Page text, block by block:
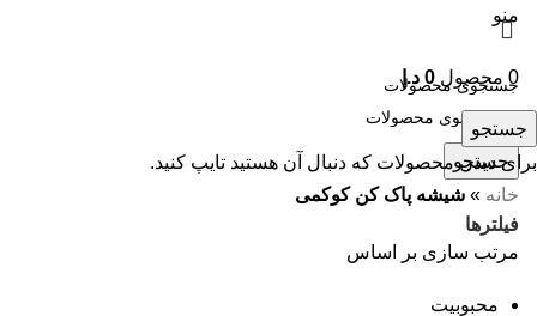
منو
0 محصول 0 د.إ
جستجو
خانه » شیشه پاک کن کوکمی
فیلترها
مرتب سازی بر اساس
محبوبیت
جستجو
برای دیدن محصولات که دنبال آن هستید تایپ کنید.